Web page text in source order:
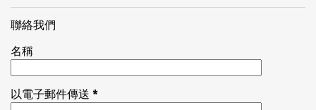
聯絡我們
名稱
以電子郵件傳送 *